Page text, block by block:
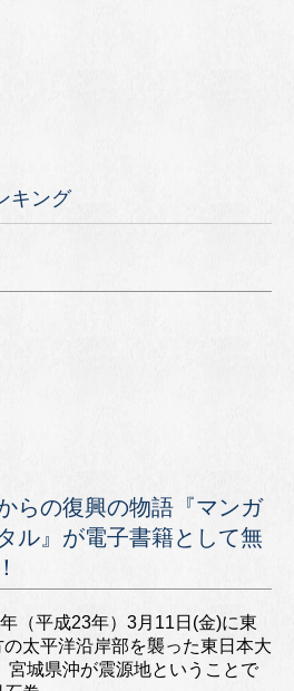
キング
らの復興の物語『マンガ
ル』が電子書籍として無
（平成23年）3月11日(金)に東
の太平洋沿岸部を襲った東日本大
宮城県沖が震源地ということで